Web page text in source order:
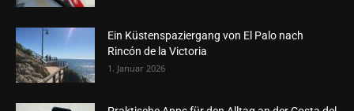
Ein Küstenspaziergang von El Palo nach
Rincón de la Victoria
1. Januar 2026